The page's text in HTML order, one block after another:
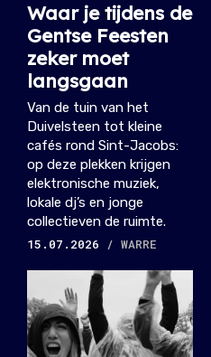
Waar je tijdens de
Gentse Feesten
zeker moet
langsgaan
Van de tuin van het
Duivelsteen tot kleine
cafés rond Sint-Jacobs:
op deze plekken krijgen
elektronische muziek,
lokale dj’s en jonge
collectieven de ruimte.
15.07.2026
/ WARRE